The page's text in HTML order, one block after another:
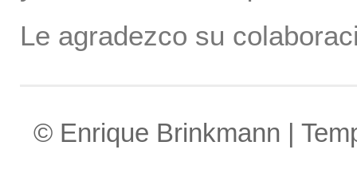
Le agradezco su
© Enrique Brinkmann |